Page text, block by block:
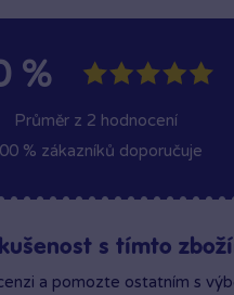
%
Průměr z 2 hodnocení
% zákazníků doporučuje
s tímto
a pomozte ostatním s